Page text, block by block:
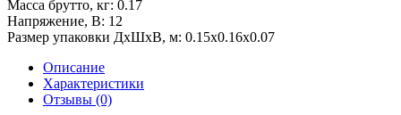
Масса брутто, кг: 0.17
Напряжение, В: 12
Размер упаковки ДхШхВ, м: 0.15x0.16x0.07
Описание
Характеристики
Отзывы (0)